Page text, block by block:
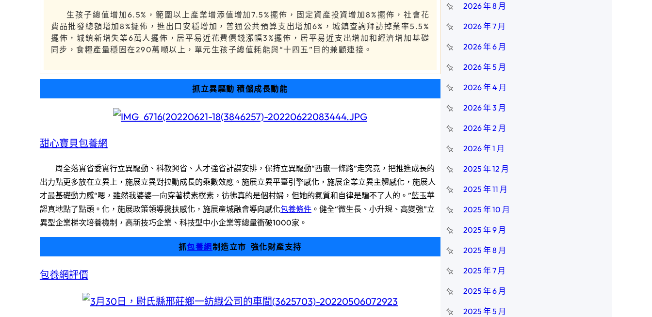
生孩子總值增加6.5%，範圍以上產業增添值增加7.5%擺佈，固定資產投資增加8%擺佈，社會花
費品批發總額增加8%擺佈，進出口安穩增加，普通公共預算支出增加6%，城鎮查詢拜訪掉業率5.5%
擺佈，城鎮新增失業6萬人擺佈，居平易近花費價錢漲幅3%擺佈，居平易近支出增加和經濟增加基礎
同步，食糧產量穩固在290萬噸以上，單元生孩子總值耗能與“十四五”目的兼顧連接。
抓立異驅動 積儲成長動能
甜心寶貝包養網
周全落實省委實行立異驅動、科教興省、人才強省計謀安排，保持立異驅動“西嶽一條路”走究竟，把推進成長的
出力點更多放在立異上，施展立異對拉動成長的乘數效應。施展立異平臺引擎感化，施展企業立異主體感化，施展人
才最基礎動力感“嗯，雖然我婆婆一向穿著樸素樸素，彷彿真的是個村婦，但她的氣質和自律是騙不了人的。”藍玉華
認真地點了點頭。化，施展政策領導攙扶感化，施展產城融會導向感化包養條件。健全“微生長、小升規、高變強”立
異型企業梯次培養機制，高新技巧企業、科技型中小企業等總量衝破1000家。
抓包養網 制造立市 強化財產支持
包養網評價
2026 年 8 月
2026 年 7 月
2026 年 6 月
2026 年 5 月
2026 年 4 月
2026 年 3 月
2026 年 2 月
2026 年 1 月
2025 年 12 月
2025 年 11 月
2025 年 10 月
2025 年 9 月
2025 年 8 月
2025 年 7 月
2025 年 6 月
2025 年 5 月